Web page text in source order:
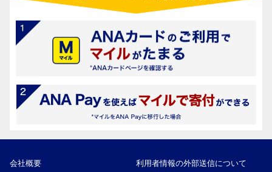
会社概要 利用者情報の外部送信について